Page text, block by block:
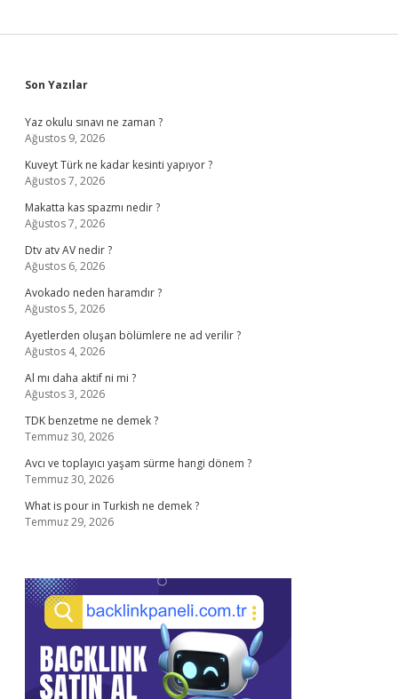
Sidebar
Son Yazılar
Yaz okulu sınavı ne zaman ?
Ağustos 9, 2026
Kuveyt Türk ne kadar kesinti yapıyor ?
Ağustos 7, 2026
Makatta kas spazmı nedir ?
Ağustos 7, 2026
Dtv atv AV nedir ?
Ağustos 6, 2026
Avokado neden haramdır ?
Ağustos 5, 2026
Ayetlerden oluşan bölümlere ne ad verilir ?
Ağustos 4, 2026
Al mı daha aktif ni mi ?
Ağustos 3, 2026
TDK benzetme ne demek ?
Temmuz 30, 2026
Avcı ve toplayıcı yaşam sürme hangi dönem ?
Temmuz 30, 2026
What is pour in Turkish ne demek ?
Temmuz 29, 2026